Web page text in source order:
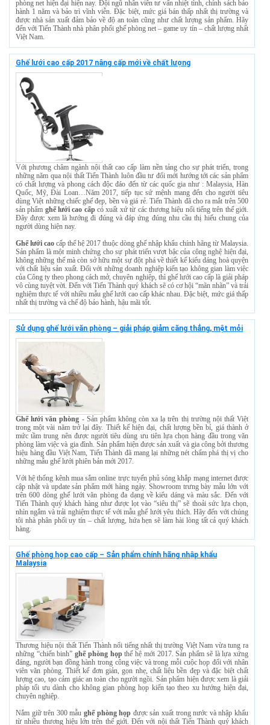
phòng net hiện đại hiện nay. Đội ngũ nhân viên tư vấn nhiệt tình, chính sách bảo
hành 1 năm và bảo trì vĩnh viễn. Đặc biệt, mức giá bán thấp nhất thị trường và
được nhà sản xuất đảm bảo về độ an toàn cũng như chất lượng sản phẩm. Hãy
đến với Tiến Thành nhà phân phối ghế phòng net – game uy tín – chất lượng nhất
Việt Nam.
Ghế lưới cao cấp 2017 nâng cấp mới về chất lượng
Với phương châm ngành nội thất cao cấp làm nền tảng cho sự phát triển, trong
những năm qua nội thất Tiến Thành luôn đầu tư đổi mới hướng tới các sản phẩm
có chất lượng và phong cách độc đáo đến từ các quốc gia như : Malaysia, Hàn
Quốc, Mỹ, Đài Loan…Năm 2017, tiếp tục sứ mệnh mang đến cho người tiêu
dùng Việt những chiếc ghế đẹp, bền và giá rẻ. Tiến Thành đã cho ra mắt trên 500
sản phẩm ghế lưới cao cấpcó xuất xứ từ các thương hiệu nổi tiếng trên thế giới.
Đây được xem là hướng đi đúng và đáp ứng đúng nhu cầu thị hiếu chung của
người dùng hiện nay.
Ghế lưới cao cấp thế hệ 2017 thuộc dòng ghế nhập khẩu chính hãng từ Malaysia.
Sản phẩm là một minh chứng cho sự phát triển vượt bậc của công nghệ hiện đại,
không những thế mà còn sở hữu một sự đột phá về thiết kế kiểu dáng hoà quyện
với chất liệu sản xuất. Đối với những doanh nghiệp kiến tạo không gian làm việc
của Công ty theo phong cách mở, chuyên nghiệp, thì ghế lưới cao cấp là giải pháp
vô cùng tuyệt vời. Đến với Tiến Thành quý khách sẽ có cơ hội “mãn nhãn” và trải
nghiệm thực tế với nhiều mẫu ghế lưới cao cấp khác nhau. Đặc biệt, mức giá thấp
nhất thị trường và chế độ bảo hành, hậu mãi tốt.
Sử dụng ghế lưới văn phòng – giải pháp giảm căng thẳng, mệt mỏi
Ghế lưới văn phòng - Sản phẩm không còn xa lạ trên thị trường nội thất Việt
trong một vài năm trở lại đây. Thiết kế hiện đại, chất lượng bền bỉ, giá thành ở
mức tầm trung nên được người tiêu dùng ưu tiên lựa chọn hàng đầu trong văn
phòng làm việc và gia đình. Sản phẩm hiện được sản xuất và gia công bởi thương
hiệu hàng đầu Việt Nam, Tiến Thành đã mang lại những nét chấm phá thị vị cho
những mẫu ghế lưới phiên bản mới 2017.
Với hệ thống kênh mua sắm online trực tuyến phủ sóng khắp mạng internet được
cập nhật và update sản phẩm mới hàng ngày. Showroom trưng bày mẫu lớn với
trên 600 dòng ghế lưới văn phòng đa dạng về kiểu dáng và màu sắc. Đến với
Tiến Thành quý khách hàng như được lọt vào “siêu thị” sẽ thoải sức lựa chọn,
nhìn ngắm và trải nghiệm thực tế với mẫu ghế lưới yêu thích. Hãy đến với chúng
tôi nhà phân phối uy tín – chất lượng, hứa hẹn sẽ làm hài lòng tất cả quý khách
hàng.
Ghế phòng họp cao cấp – Sản phẩm chính hãng nhập khẩu
Malaysia
Thương hiệu nội thất Tiến Thành nổi tiếng nhất thị trường Việt Nam vừa tung ra
những “chiến binh”ghế phòng họpthế hệ mới 2017. Sản phẩm sẽ là lựa xứng
đáng, người bạn đồng hành trong công việc và trong mỗi cuộc họp đối với nhân
viên văn phòng. Thiết kế đơn giản, gọn nhẹ, chất liệu bền đẹp và đặc biệt chất
lượng cao, tạo cảm giác an toàn cho người ngồi. Sản phẩm hiện được xem là giải
pháp tối ưu dành cho không gian phòng họp kiến tạo theo xu hướng hiện đại,
chuyên nghiệp.
Nắm giữ trên 300 mẫu ghế phòng họp được sản xuất trong nước và nhập khẩu
từ nhiều thương hiệu lớn trên thế giới. Đến với nội thất Tiến Thành quý khách